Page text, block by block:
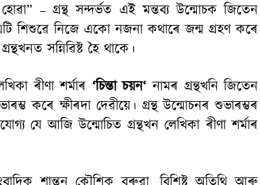
– গ্ৰন্থ সন্দৰ্ভত এই মন্তব্য উন্মোচক জিতেন
শিশুৱে নিজে একো নজনা কথাৰে জন্ম গ্ৰহণ কৰে
সন্নিৱিষ্ট হৈ থাকে।
ৰীণা শৰ্মাৰ ‘চিন্তাচয়ন‘ নামৰ গ্ৰন্থখনি জিতেন
কৰে ক্ষীৰদা দেৱীয়ে। গ্ৰন্থ উন্মোচনৰ শুভাৰম্ভৰ
যে আজি উন্মোচিত গ্ৰন্থখন লেখিকা ৰীণা শৰ্মাৰ